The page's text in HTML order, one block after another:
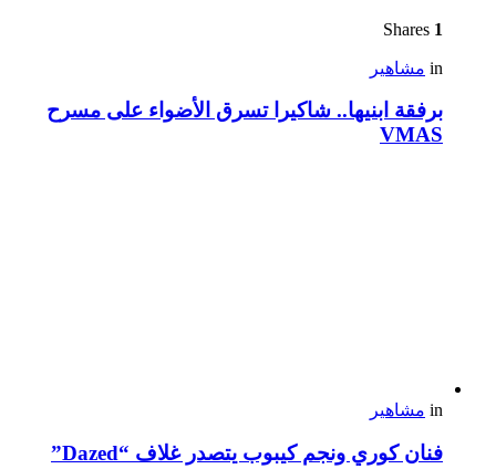
1
in مشاهير
برفقة ابنيها.. شاكيرا تسرق الأضواء على مسرح
VMAS
in مشاهير
فنان كوري ونجم كيبوب يتصدر غلاف “Dazed”